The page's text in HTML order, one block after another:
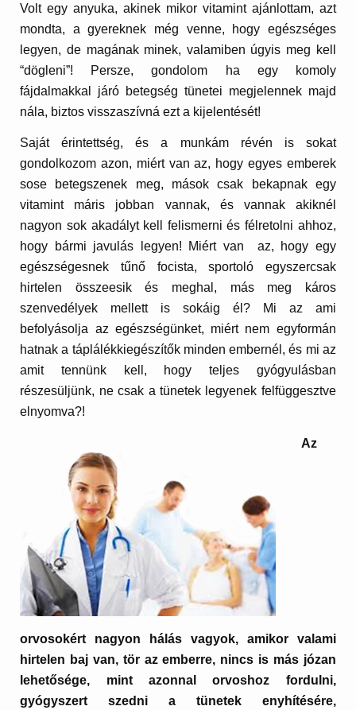
Volt egy anyuka, akinek mikor vitamint ajánlottam, azt
mondta, a gyereknek még venne, hogy egészséges
legyen, de magának minek, valamiben úgyis meg kell
“dögleni”! Persze, gondolom ha egy komoly
fájdalmakkal járó betegség tünetei megjelennek majd
nála, biztos visszaszívná ezt a kijelentését!
Saját érintettség, és a munkám révén is sokat
gondolkozom azon, miért van az, hogy egyes emberek
sose betegszenek meg, mások csak bekapnak egy
vitamint máris jobban vannak, és vannak akiknél
nagyon sok akadályt kell felismerni és félretolni ahhoz,
hogy bármi javulás legyen! Miért van az, hogy egy
egészségesnek tűnő focista, sportoló egyszercsak
hirtelen összeesik és meghal, más meg káros
szenvedélyek mellett is sokáig él? Mi az ami
befolyásolja az egészségünket, miért nem egyformán
hatnak a táplálékkiegészítők minden embernél, és mi az
amit tennünk kell, hogy teljes gyógyulásban
részesüljünk, ne csak a tünetek legyenek felfüggesztve
elnyomva?!
Az
orvosokért nagyon hálás vagyok, amikor valami
hirtelen baj van, tör az emberre, nincs is más józan
lehetősége, mint azonnal orvoshoz fordulni,
gyógyszert szedni a tünetek enyhítésére,